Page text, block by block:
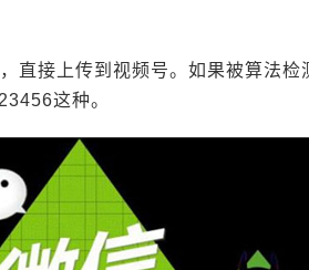
直接上传到视频号。如果被算法检
这种。